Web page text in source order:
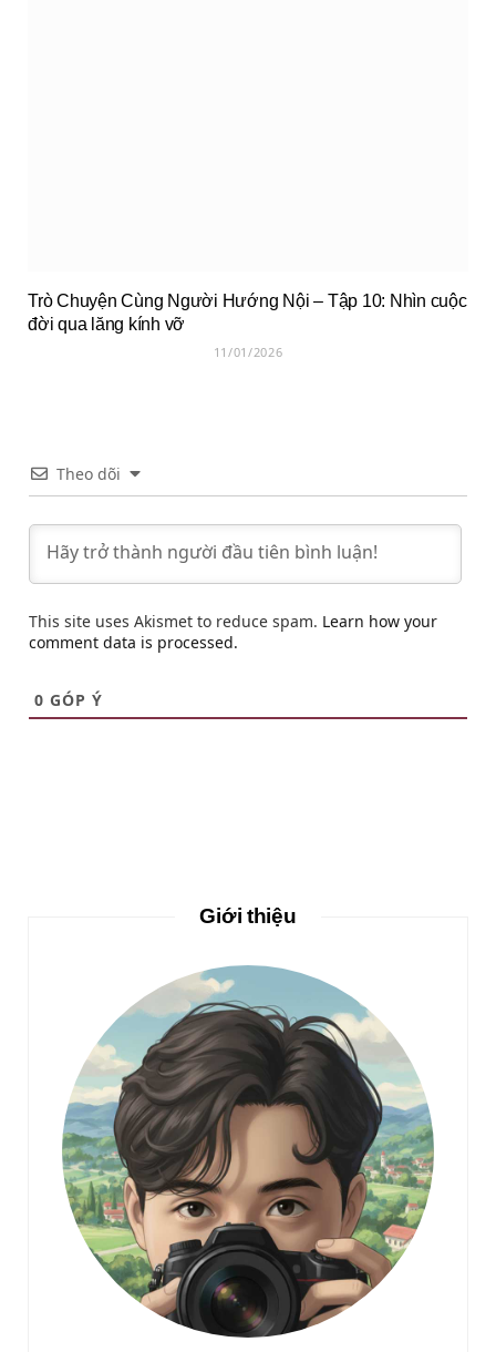
Trò Chuyện Cùng Người Hướng Nội – Tập 10: Nhìn cuộc
đời qua lăng kính vỡ
11/01/2026
Theo dõi
This site uses Akismet to reduce spam. Learn how your
comment data is processed.
0 GÓP Ý
Giới thiệu